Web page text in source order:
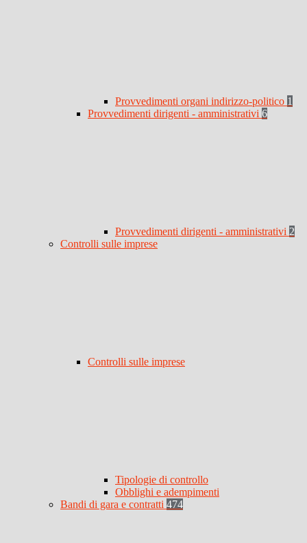
Provvedimenti organi indirizzo-politico 1
Provvedimenti dirigenti - amministrativi 6
Provvedimenti dirigenti - amministrativi 2
Controlli sulle imprese
Controlli sulle imprese
Tipologie di controllo
Obblighi e adempimenti
Bandi di gara e contratti 474